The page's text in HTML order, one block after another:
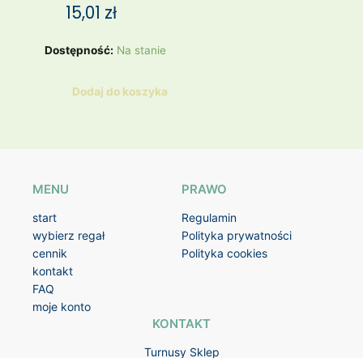
15,01 zł
Dostępność: Na stanie
ilość
motylkiDodaj do koszyka
MENU
start
wybierz regał
cennik
kontakt
FAQ
moje konto
PRAWO
Regulamin
Polityka prywatności
Polityka cookies
KONTAKT
Turnusy Sklep